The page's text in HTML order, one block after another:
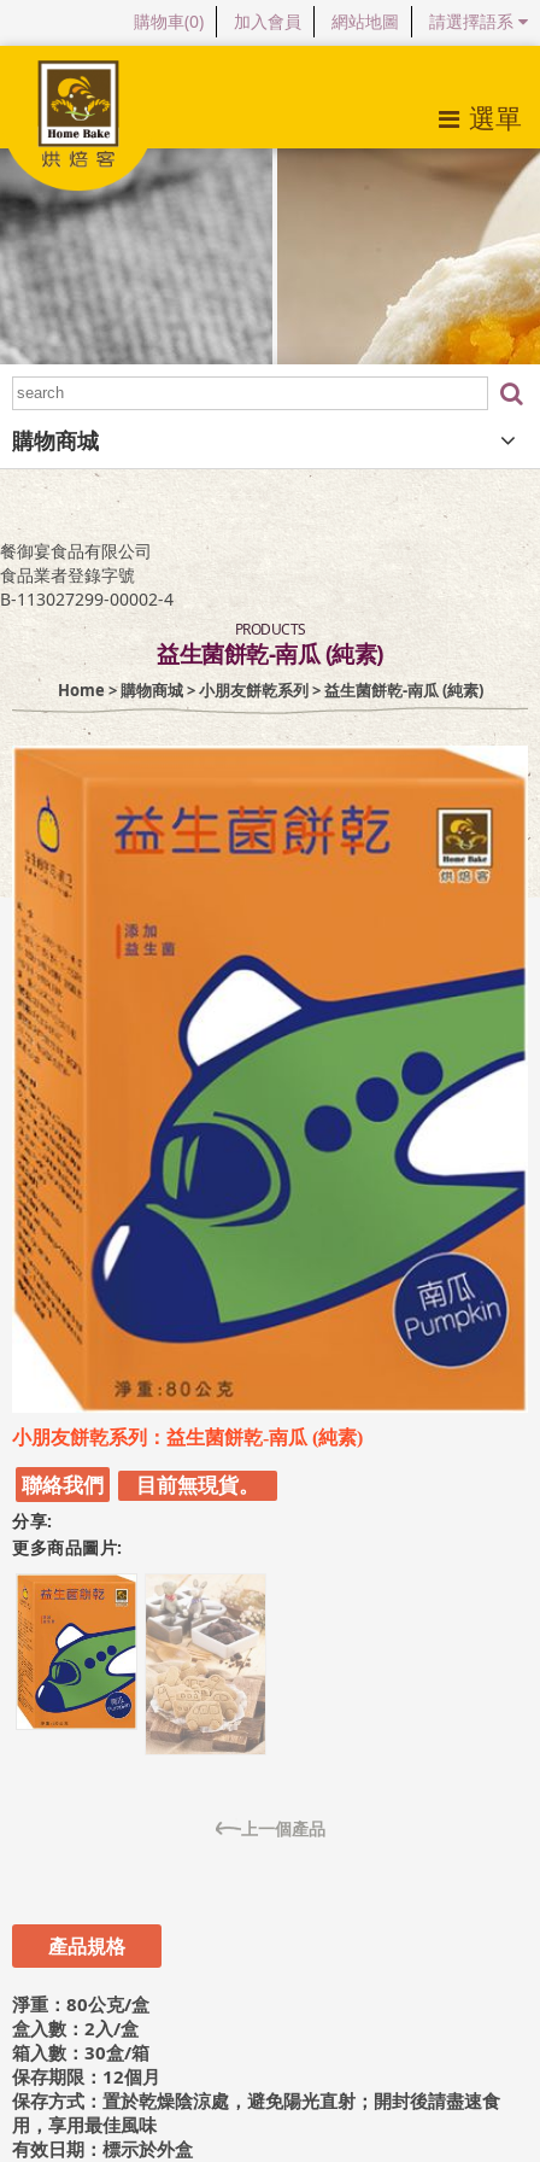
購物車(0) 加入會員 網站地圖 請選擇語系
選單
關於烘焙客
最新消息
產品特色
購物商城
檔案下載
常見問題
客服專區
購物商城
餐御宴食品有限公司
食品業者登錄字號
B-113027299-00002-4
PRODUCTS
益生菌餅乾-南瓜 (純素)
Home>購物商城>小朋友餅乾系列> 益生菌餅乾-南瓜 (純素)
小朋友餅乾系列：益生菌餅乾-南瓜 (純素)
聯絡我們 目前無現貨。
分享:
更多商品圖片:
上一個產品
產品規格
淨重：80公克/盒
盒入數：2入/盒
箱入數：30盒/箱
保存期限：12個月
保存方式：置於乾燥陰涼處，避免陽光直射；開封後請盡速食
用，享用最佳風味
有效日期：標示於外盒